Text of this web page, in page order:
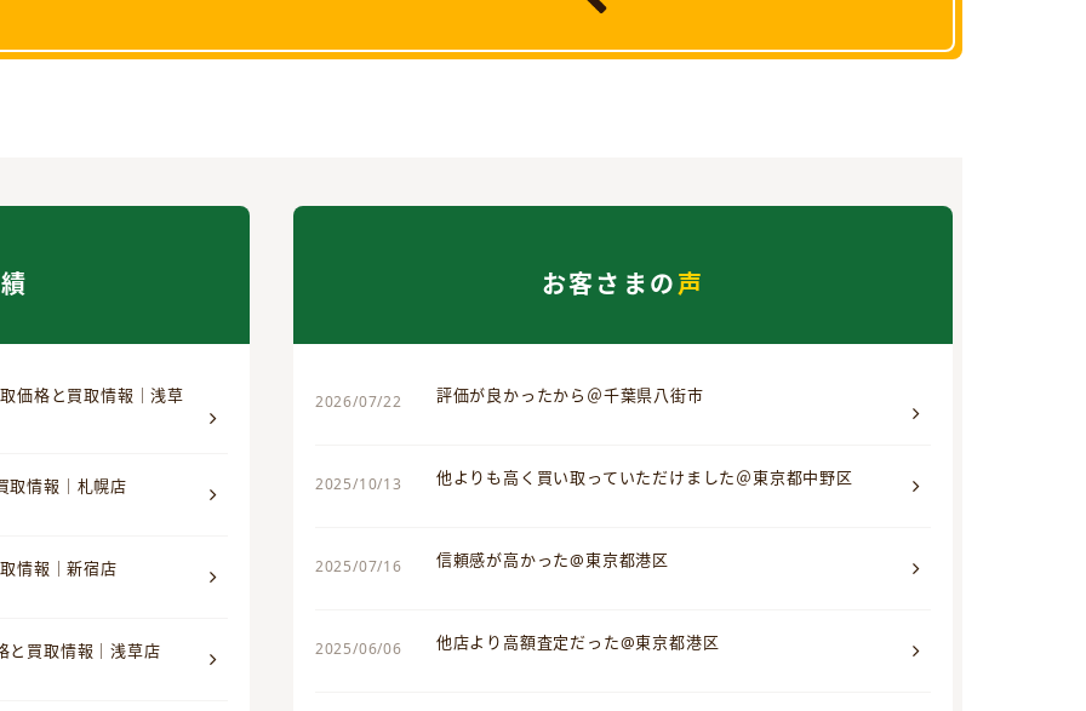
価格と買取情報｜浅草
取情報｜札幌店
情報｜新宿店
と買取情報｜浅草店
お客さまの声
2026/07/22 評価が良かったから＠千葉県八街市
2025/10/13 他よりも高く買い取っていただけました＠東京都中野区
2025/07/16 信頼感が高かった@東京都港区
2025/06/06 他店より高額査定だった@東京都港区